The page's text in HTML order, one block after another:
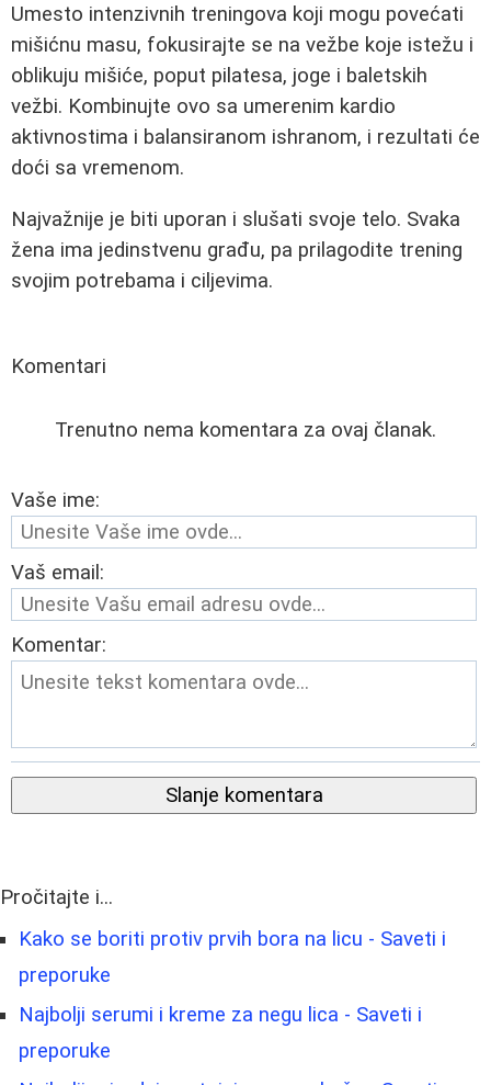
Umesto intenzivnih treningova koji mogu povećati
mišićnu masu, fokusirajte se na vežbe koje istežu i
oblikuju mišiće, poput pilatesa, joge i baletskih
vežbi. Kombinujte ovo sa umerenim kardio
aktivnostima i balansiranom ishranom, i rezultati će
doći sa vremenom.
Najvažnije je biti uporan i slušati svoje telo. Svaka
žena ima jedinstvenu građu, pa prilagodite trening
svojim potrebama i ciljevima.
Komentari
Trenutno nema komentara za ovaj članak.
Vaše ime:
Vaš email:
Komentar:
Slanje komentara
Pročitajte i...
Kako se boriti protiv prvih bora na licu - Saveti i
preporuke
Najbolji serumi i kreme za negu lica - Saveti i
preporuke